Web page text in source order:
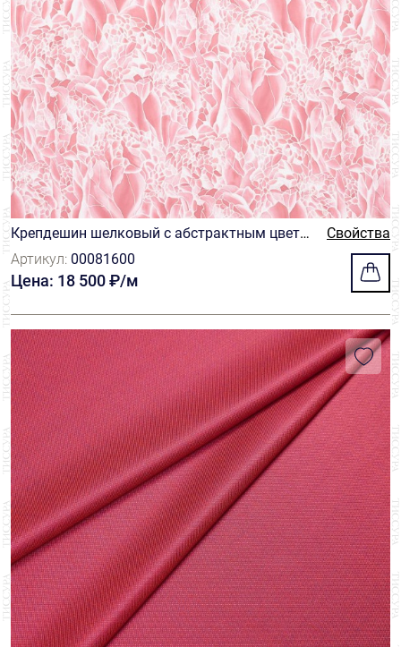
Крепдешин шелковый с абстрактным цвето
чным принтом в бело-розовых оттенках
Свойства
Артикул: 00081600
Цена: 18 500 ₽/м